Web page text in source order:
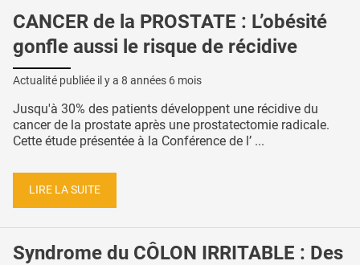
CANCER de la PROSTATE : L’obésité
gonfle aussi le risque de récidive
Actualité publiée il y a 8 années 6 mois
Jusqu'à 30% des patients développent une récidive du
cancer de la prostate après une prostatectomie radicale.
Cette étude présentée à la Conférence de l’ ...
LIRE LA SUITE
Syndrome du CÔLON IRRITABLE : Des